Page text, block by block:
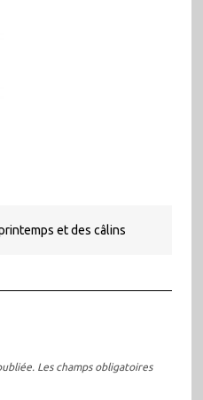
et des câlins
Les champs obligatoires